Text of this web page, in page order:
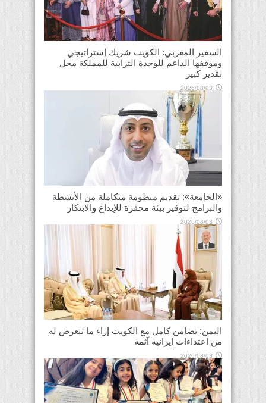
السفير المغربي: الكويت شريك إستراتيجي
وموقفها الداعم للوحدة الترابية للمملكة محل
تقدير كبير
2026/08/03
«الجامعة»: تقديم منظومة متكاملة من الأنشطة
والبرامج لتوفير بيئة محفزة للإبداع والابتكار
2026/08/03
اليمن: تضامن كامل مع الكويت إزاء ما تتعرض له
من اعتداءات إيرانية آثمة
2026/08/03